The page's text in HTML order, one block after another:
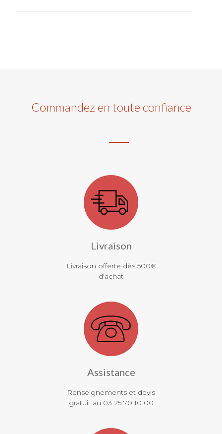
Commandez en toute confiance
Livraison
Livraison offerte dès 500€
d'achat
Assistance
Renseignements et devis
gratuit au 03 25 70 10 00